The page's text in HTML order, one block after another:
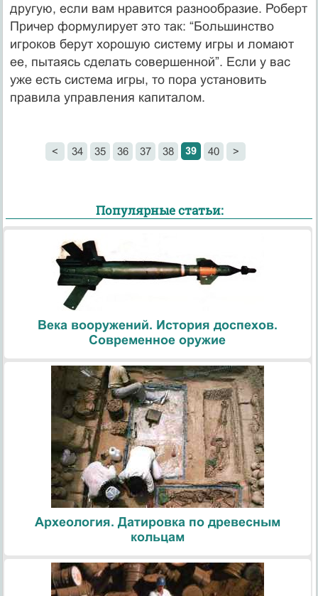
другую, если вам нравится разнообразие. Роберт
Причер формулирует это так: “Большинство
игроков берут хорошую систему игры и ломают
ее, пытаясь сделать совершенной”. Если у вас
уже есть система игры, то пора установить
правила управления капиталом.
< 34 35 36 37 38 39 40 >
Популярные статьи:
Века вооружений. История доспехов.
Современное оружие
Археология. Датировка по древесным
кольцам